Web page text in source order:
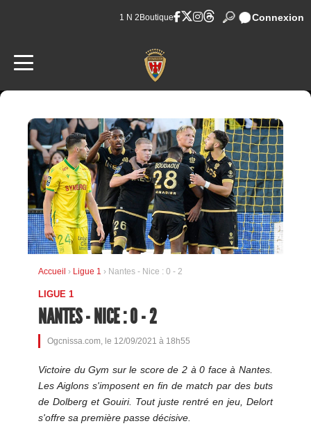
1 N 2 Boutique Connexion
Accueil › Ligue 1 › Nantes - Nice : 0 - 2
LIGUE 1
NANTES - NICE : 0 - 2
Ogcnissa.com, le 12/09/2021 à 18h55
Victoire du Gym sur le score de 2 à 0 face à Nantes.
Les Aiglons s'imposent en fin de match par des buts
de Dolberg et Gouiri. Tout juste rentré en jeu, Delort
s'offre sa première passe décisive.